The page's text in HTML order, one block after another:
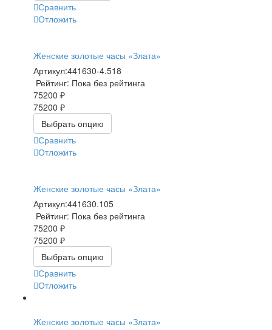
Сравнить
Отложить
Женские золотые часы «Злата»
Артикул:441630-4.518
Рейтинг: Пока без рейтинга
75200 ₽
75200 ₽
Выбрать опцию
Сравнить
Отложить
Женские золотые часы «Злата»
Артикул:441630.105
Рейтинг: Пока без рейтинга
75200 ₽
75200 ₽
Выбрать опцию
Сравнить
Отложить
Женские золотые часы «Злата»